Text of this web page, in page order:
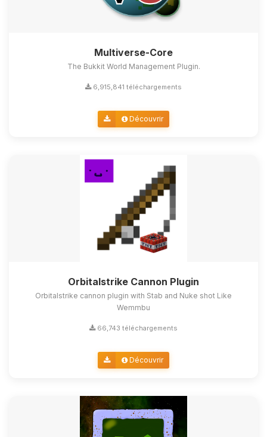
Multiverse-Core
The Bukkit World Management Plugin.
6,915,841 téléchargements
Découvrir
Orbitalstrike Cannon Plugin
Orbitalstrike cannon plugin with Stab and Nuke shot Like
Wemmbu
66,743 téléchargements
Découvrir